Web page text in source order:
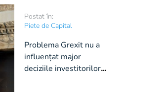
Postat în:
Piete de Capital
Problema Grexit nu a
influențat major
deciziile investitorilor